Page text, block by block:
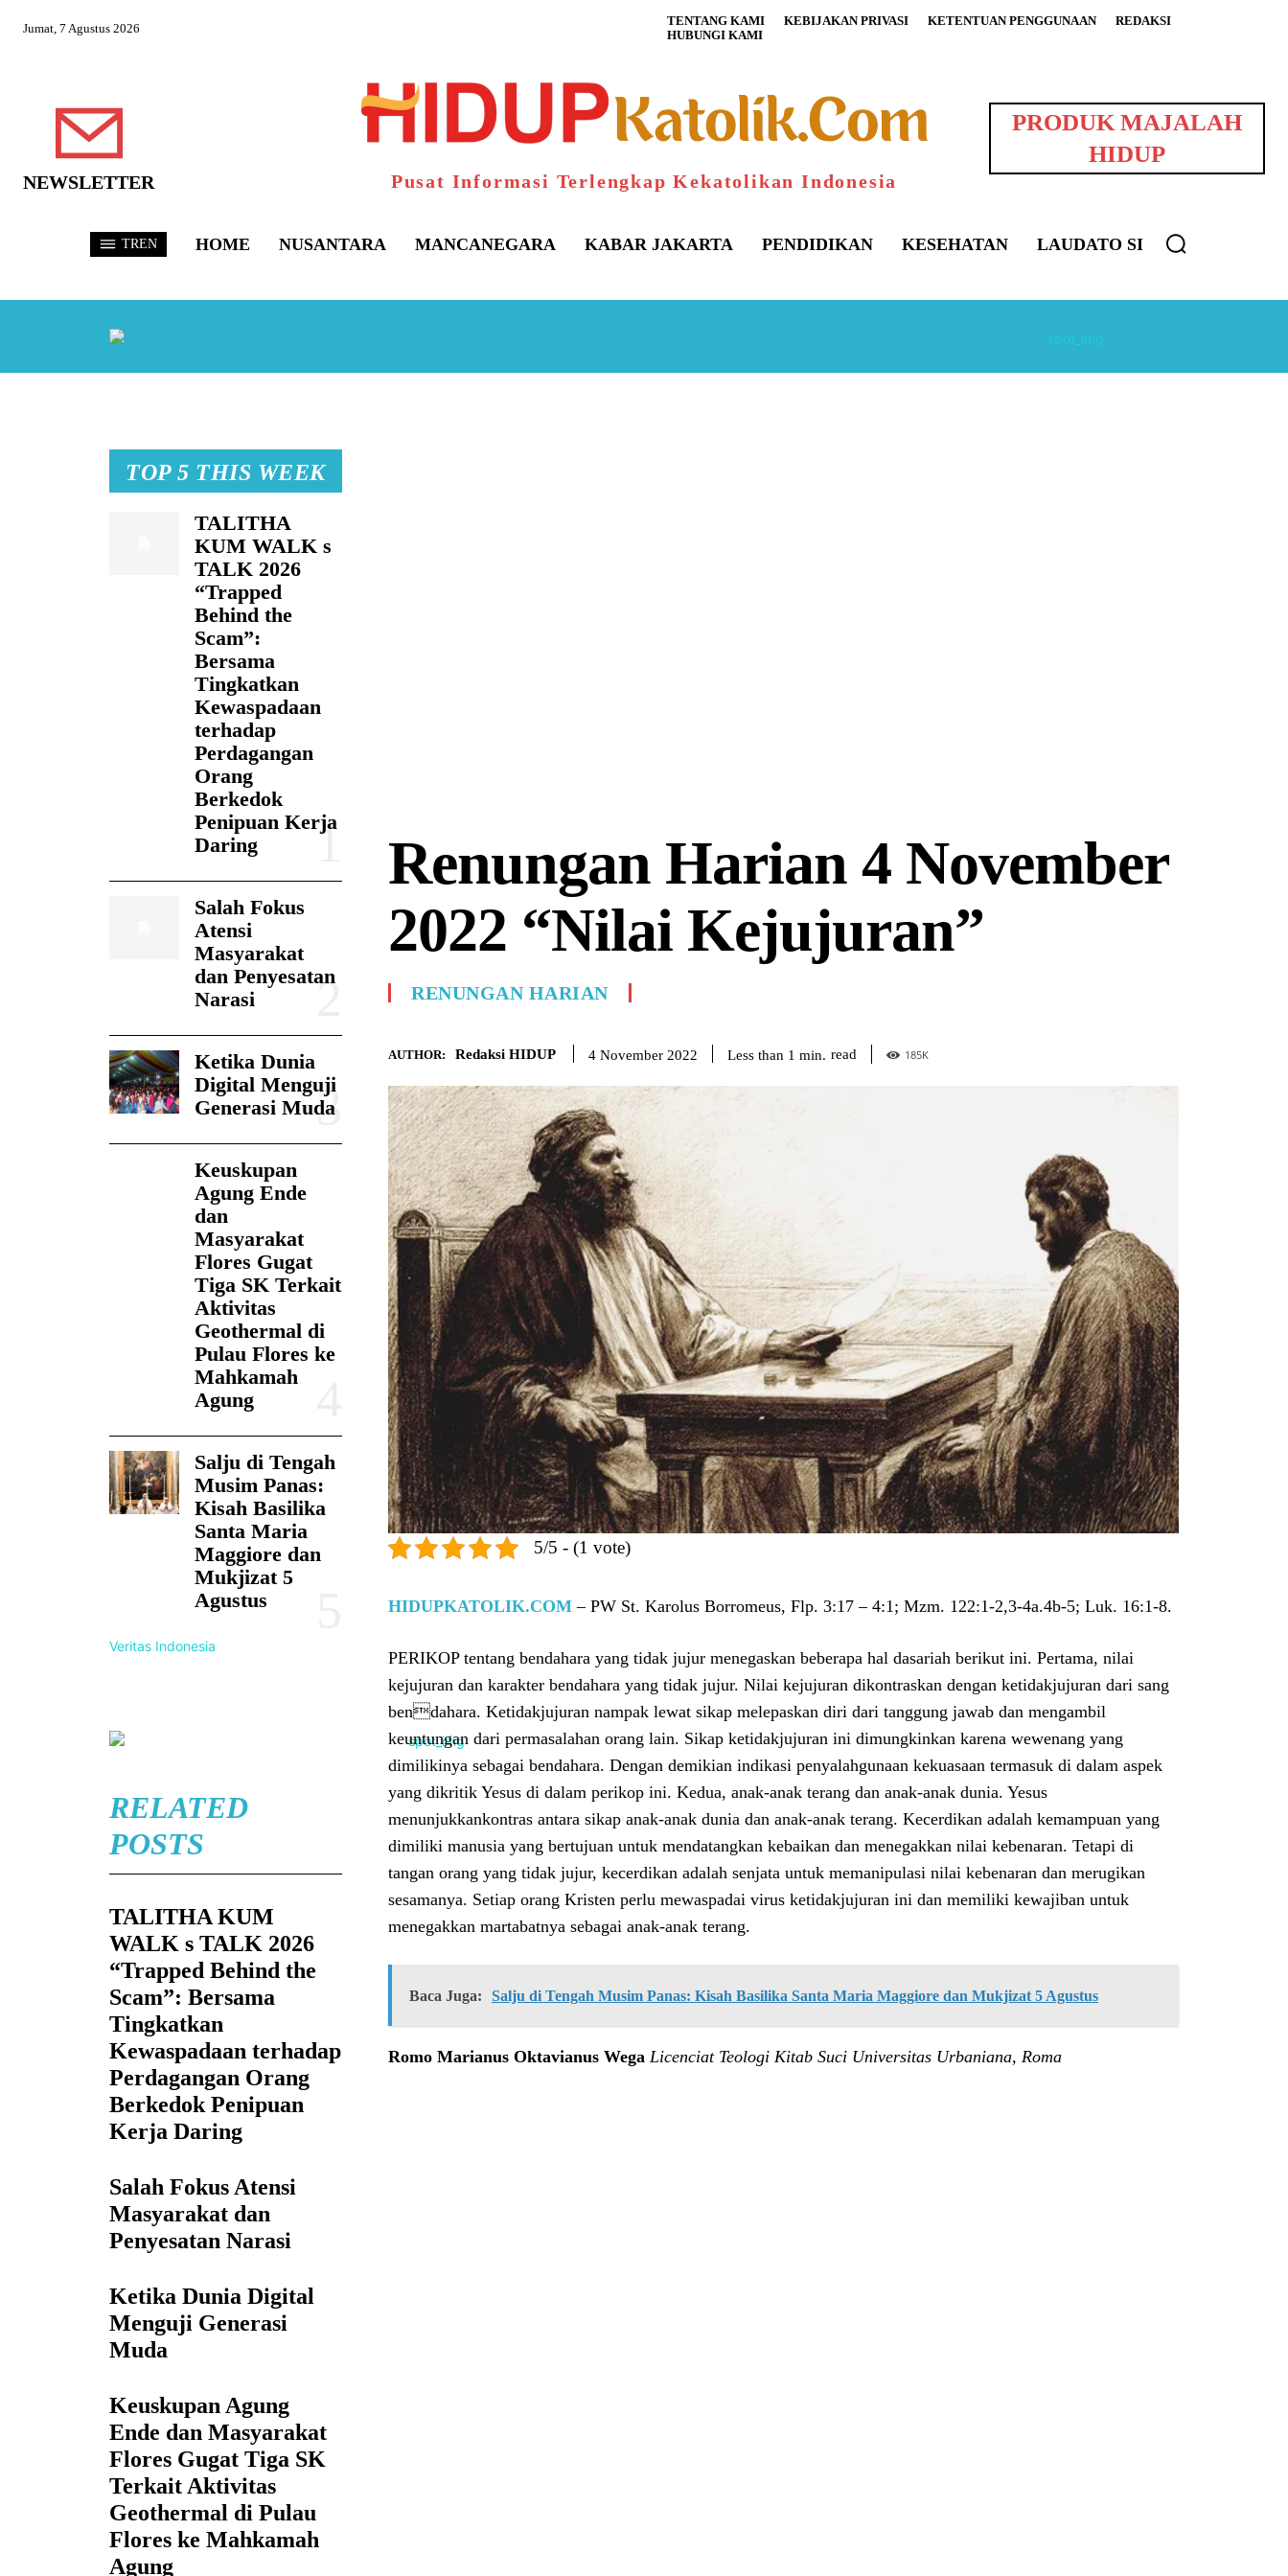
Jumat, 7 Agustus 2026 TENTANG KAMI KEBIJAKAN PRIVASI KETENTUAN PENGGUNAAN
REDAKSI
HUBUNGI KAMI
NEWSLETTER Pusat Informasi Terlengkap Kekatolikan Indonesia
PRODUK MAJALAH
HIDUP
TREN HOME NUSANTARA MANCANEGARA KABAR JAKARTA PENDIDIKAN KESEHATAN LAUDATO SI
TOP 5 THIS WEEK
TALITHA
KUM WALK s
TALK 2026
“Trapped
Behind the
Scam”:
Bersama
Tingkatkan
Kewaspadaan
terhadap
Perdagangan
Orang
Berkedok
Penipuan Kerja
Daring
Salah Fokus
Atensi
Masyarakat
dan Penyesatan
Narasi
Ketika Dunia
Digital Menguji
Generasi Muda
Keuskupan
Agung Ende
dan
Masyarakat
Flores Gugat
Tiga SK Terkait
Aktivitas
Geothermal di
Pulau Flores ke
Mahkamah
Agung
Salju di Tengah
Musim Panas:
Kisah Basilika
Santa Maria
Maggiore dan
Mukjizat 5
Agustus
Veritas Indonesia
RELATED
POSTS
TALITHA KUM
WALK s TALK 2026
“Trapped Behind the
Scam”: Bersama
Tingkatkan
Kewaspadaan terhadap
Perdagangan Orang
Berkedok Penipuan
Kerja Daring
Salah Fokus Atensi
Masyarakat dan
Penyesatan Narasi
Ketika Dunia Digital
Menguji Generasi
Muda
Keuskupan Agung
Ende dan Masyarakat
Flores Gugat Tiga SK
Terkait Aktivitas
Geothermal di Pulau
Flores ke Mahkamah
Agung
Renungan Harian 4 November
2022 “Nilai Kejujuran”
RENUNGAN HARIAN
AUTHOR: Redaksi HIDUP 4 November 2022 Less than 1 min. read 185K
5/5 - (1 vote)
HIDUPKATOLIK.COM – PW St. Karolus Borromeus, Flp. 3:17 – 4:1; Mzm. 122:1-2,3-4a.4b-5; Luk. 16:1-8.
PERIKOP tentang bendahara yang tidak jujur menegaskan beberapa hal dasariah berikut ini. Pertama, nilai
kejujuran dan karakter bendahara yang tidak jujur. Nilai kejujuran dikontraskan dengan ketidakjujuran dari sang
bendahara. Ketidakjujuran nampak lewat sikap melepaskan diri dari tanggung jawab dan mengambil
keuntungan dari permasalahan orang lain. Sikap ketidakjujuran ini dimungkinkan karena wewenang yang
dimilikinya sebagai bendahara. Dengan demikian indikasi penyalahgunaan kekuasaan termasuk di dalam aspek
yang dikritik Yesus di dalam perikop ini. Kedua, anak-anak terang dan anak-anak dunia. Yesus
menunjukkankontras antara sikap anak-anak dunia dan anak-anak terang. Kecerdikan adalah kemampuan yang
dimiliki manusia yang bertujuan untuk mendatangkan kebaikan dan menegakkan nilai kebenaran. Tetapi di
tangan orang yang tidak jujur, kecerdikan adalah senjata untuk memanipulasi nilai kebenaran dan merugikan
sesamanya. Setiap orang Kristen perlu mewaspadai virus ketidakjujuran ini dan memiliki kewajiban untuk
menegakkan martabatnya sebagai anak-anak terang.
Baca Juga: Salju di Tengah Musim Panas: Kisah Basilika Santa Maria Maggiore dan Mukjizat 5 Agustus
Romo Marianus Oktavianus Wega Licenciat Teologi Kitab Suci Universitas Urbaniana, Roma